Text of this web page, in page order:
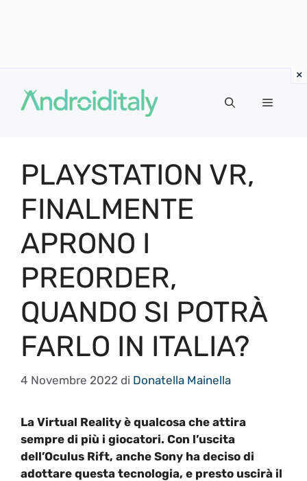
contenuto
MENU
PLAYSTATION VR,
FINALMENTE
APRONO I
PREORDER,
QUANDO SI POTRÀ
FARLO IN ITALIA?
4 Novembre 2022 di Donatella Mainella
La Virtual Reality è qualcosa che attira
sempre di più i giocatori. Con l’uscita
dell’Oculus Rift, anche Sony ha deciso di
adottare questa tecnologia, e presto uscirà il